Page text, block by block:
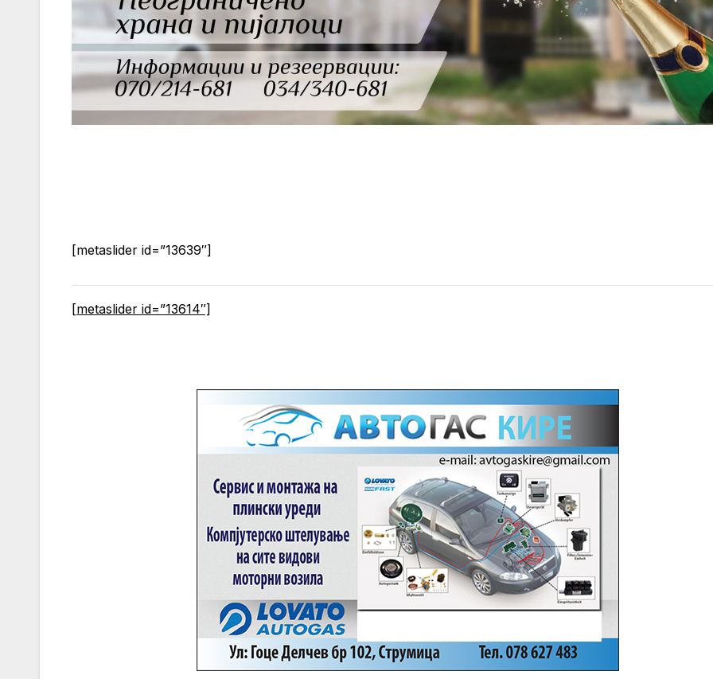
[metaslider id=”13639″]
[metaslider id=”13614″]